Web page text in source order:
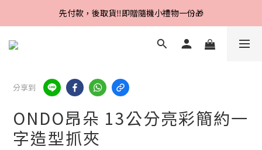
Line好友招募中，首購、回購皆贈100元
先付款，後取貨‼️即贈隨機小禮物一份🎁
Line好友招募中，首購、回購皆贈100元
分享到
ONDO昂朵 13公分亮彩簡約一
字造型抓夾